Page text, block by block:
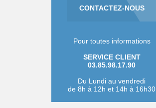
CONTACTEZ-NOUS
Pour toutes informations
SERVICE CLIENT
03.85.98.17.90
Du Lundi au vendredi
de 8h à 12h et 14h à 16h30